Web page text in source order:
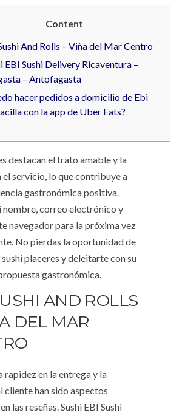
Content
And Rolls – Viña del Mar Centro
EBI Sushi Delivery Ricaventura –
– Antofagasta
hacer pedidos a domicilio de Ebi
con la app de Uber Eats?
destacan el trato amable y la
el servicio, lo que contribuye a
gastronómica positiva.
nombre, correo electrónico y
navegador para la próxima vez
No pierdas la oportunidad de
placeres y deleitarte con su
gastronómica.
AND ROLLS
DEL MAR
rapidez en la entrega y la
cliente han sido aspectos
las reseñas. Sushi EBI Sushi